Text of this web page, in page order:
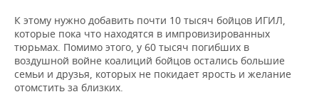
К этому нужно добавить почти 10 тысяч бойцов ИГИЛ,
которые пока что находятся в импровизированных
тюрьмах. Помимо этого, у 60 тысяч погибших в
воздушной войне коалиций бойцов остались большие
семьи и друзья, которых не покидает ярость и желание
отомстить за близких.